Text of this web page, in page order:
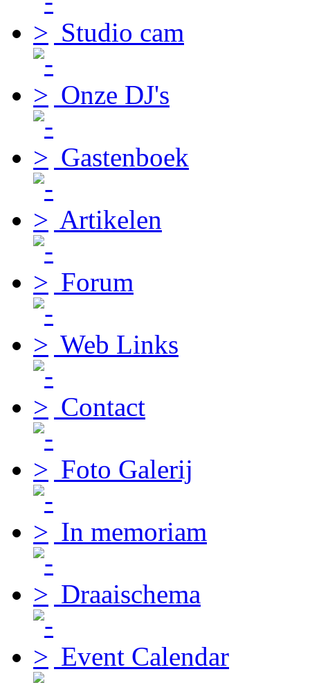
Studio cam
Onze DJ's
Gastenboek
Artikelen
Forum
Web Links
Contact
Foto Galerij
In memoriam
Draaischema
Event Calendar